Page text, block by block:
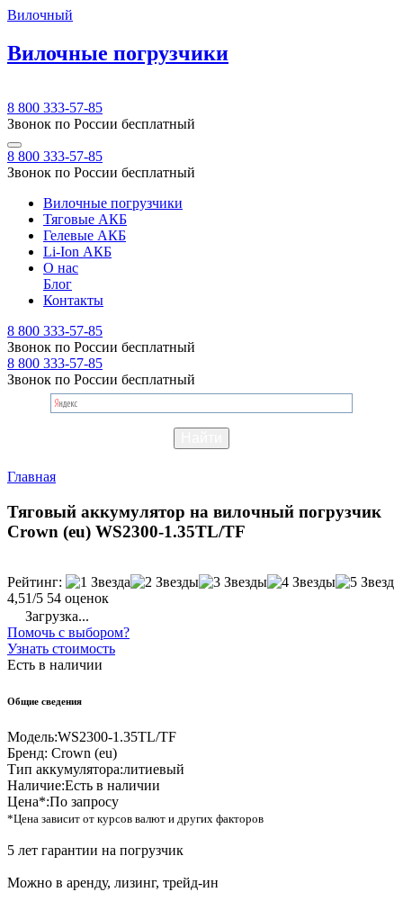
Вилочный
Вилочные погрузчики
8 800 333-57-85
Звонок по России бесплатный
8 800 333-57-85
Звонок по России бесплатный
Вилочные погрузчики
Тяговые АКБ
Гелевые АКБ
Li-Ion АКБ
О нас
Блог
Контакты
8 800 333-57-85
Звонок по России бесплатный
8 800 333-57-85
Звонок по России бесплатный
Главная
Тяговый аккумулятор на вилочный погрузчик
Crown (eu) WS2300-1.35TL/TF
Рейтинг:
4,51/5 54 оценок
Загрузка...
Помочь с выбором?
Узнать стоимость
Есть в наличии
Общие сведения
Модель:WS2300-1.35TL/TF
Бренд: Crown (eu)
Тип аккумулятора:литиевый
Наличие:Есть в наличии
Цена*:По запросу
*Цена зависит от курсов валют и других факторов
5 лет гарантии на погрузчик
Можно в аренду, лизинг, трейд-ин